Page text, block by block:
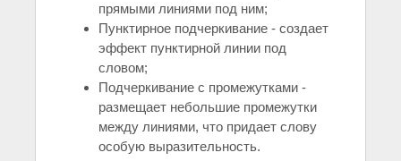
прямыми линиями под ним;
Пунктирное подчеркивание - создает
эффект пунктирной линии под
словом;
Подчеркивание с промежутками -
размещает небольшие промежутки
между линиями, что придает слову
особую выразительность.